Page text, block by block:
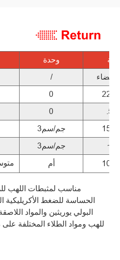
وحدة
/ بيضاء
0 22 ~
0
جم/سم3 15 ~
جم/سم3
أم 10 ~
الحساسة للضغط الأكريليكية
البولي يوريثين والمواد
للهب ومواد الطلاء المختلفة